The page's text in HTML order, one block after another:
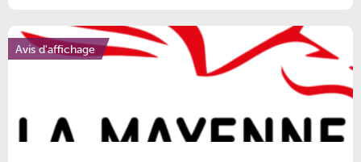
Avis d'affichage